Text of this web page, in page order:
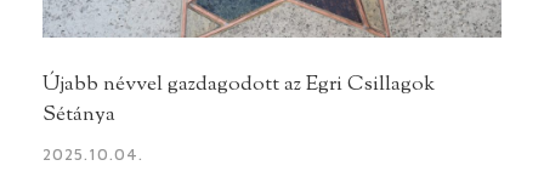
Újabb névvel gazdagodott az Egri Csillagok
Sétánya
2025.10.04.